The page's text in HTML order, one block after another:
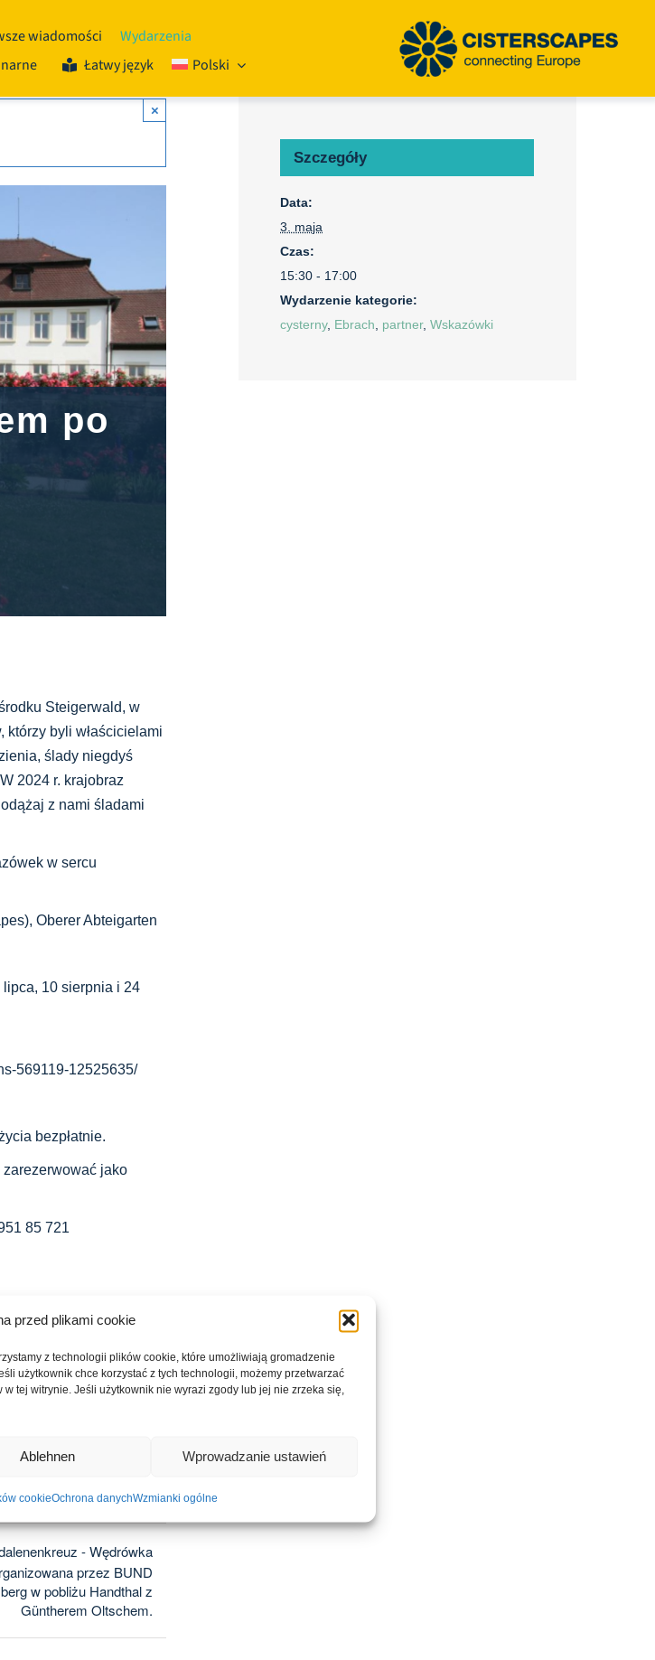
przed plikami cookie
z technologii plików cookie, które umożliwiają gromadzenie
użytkownik chce korzystać z tych technologii, możemy przetwarzać
tej witrynie. Jeśli użytkownik nie wyrazi zgody lub jej nie zrzeka się,
Ablehnen Wprowadzanie ustawień
cookieOchrona danychWzmianki ogólne
wiadomości
Wydarzenia
Łatwy język Polski
×
po
Steigerwald, w
którzy byli właścicielami
ślady niegdyś
2024 r. krajobraz
z nami śladami
w sercu
Oberer Abteigarten
10 sierpnia i 24
569119-12525635/
bezpłatnie.
jako
85 721
- Wędrówka
przez BUND
w pobliżu Handthal z
Güntherem Oltschem.
Szczegóły
Data:
3. maja
Czas:
15:30 - 17:00
Wydarzenie kategorie:
cysterny, Ebrach partner,Wskazówki